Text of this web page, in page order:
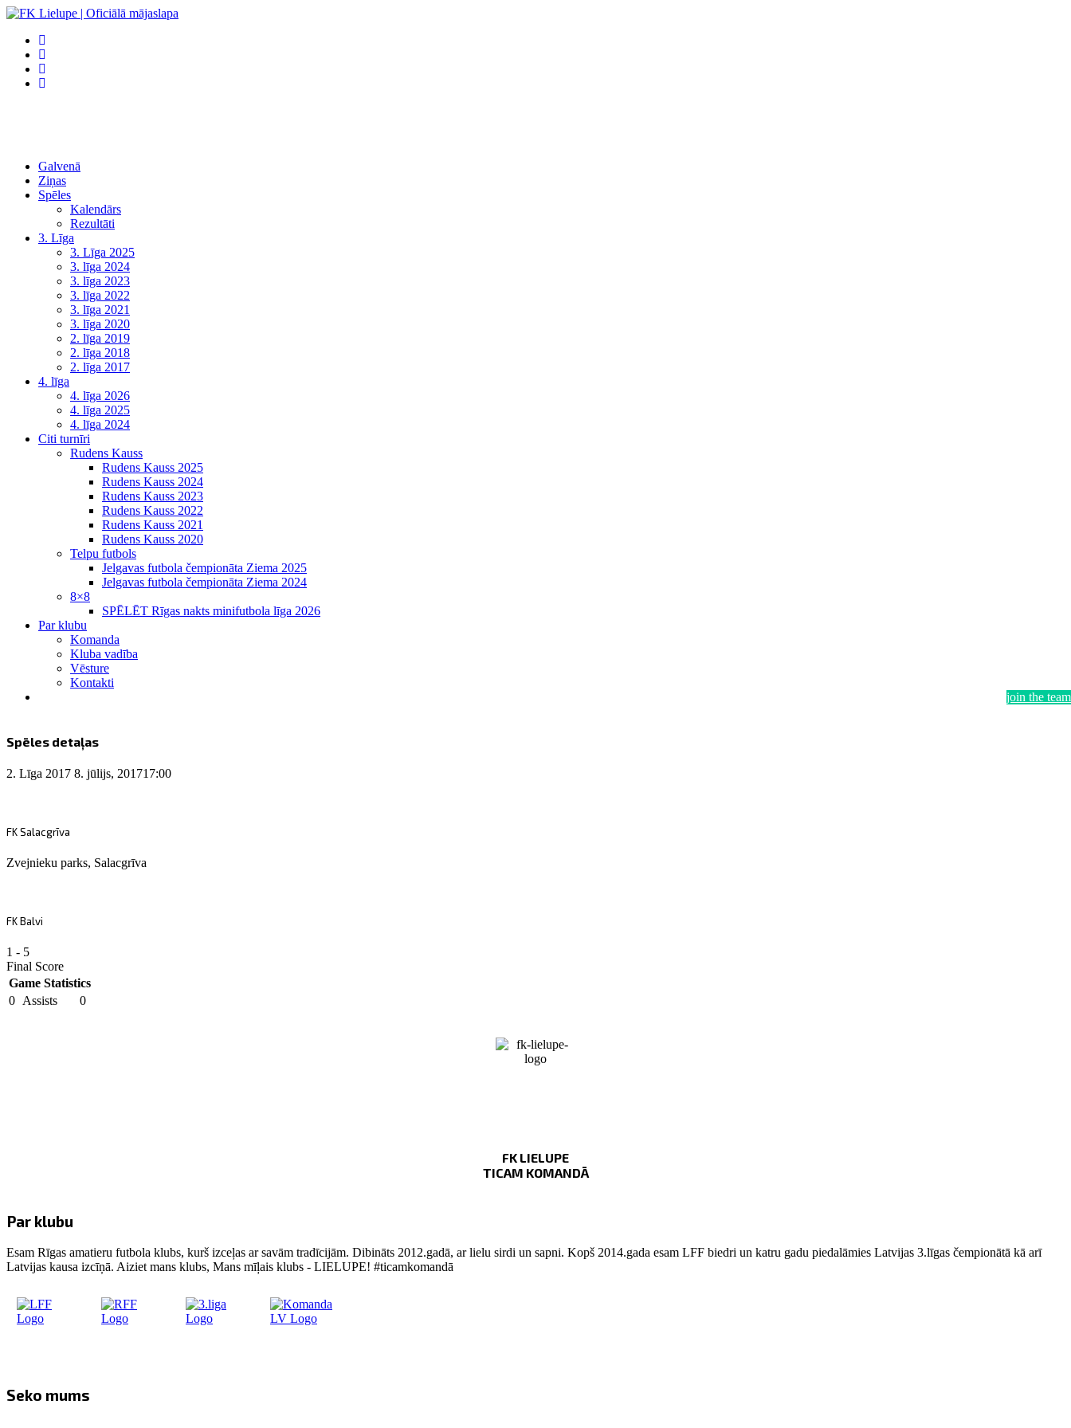
Galvenā
Ziņas
Spēles
Kalendārs
Rezultāti
3. Līga
3. Līga 2025
3. līga 2024
3. līga 2023
3. līga 2022
3. līga 2021
3. līga 2020
2. līga 2019
2. līga 2018
2. līga 2017
4. līga
4. līga 2026
4. līga 2025
4. līga 2024
Citi turnīri
Rudens Kauss
Rudens Kauss 2025
Rudens Kauss 2024
Rudens Kauss 2023
Rudens Kauss 2022
Rudens Kauss 2021
Rudens Kauss 2020
Telpu futbols
Jelgavas futbola čempionāta Ziema 2025
Jelgavas futbola čempionāta Ziema 2024
8×8
SPĒLĒT Rīgas nakts minifutbola līga 2026
Par klubu
Komanda
Kluba vadība
Vēsture
Kontakti
join the team
Spēles detaļas
2. Līga 2017 8. jūlijs, 201717:00
FK Salacgrīva
Zvejnieku parks, Salacgrīva
FK Balvi
1 - 5
Final Score
Game Statistics
0 Assists 0
FK LIELUPE
TICAM KOMANDĀ
Par klubu
Esam Rīgas amatieru futbola klubs, kurš izceļas ar savām tradīcijām. Dibināts 2012.gadā, ar lielu sirdi un sapni. Kopš 2014.gada esam LFF biedri un katru gadu piedalāmies Latvijas 3.līgas čempionātā kā arī
Latvijas kausa izcīņā. Aiziet mans klubs, Mans mīļais klubs - LIELUPE! #ticamkomandā
Seko mums